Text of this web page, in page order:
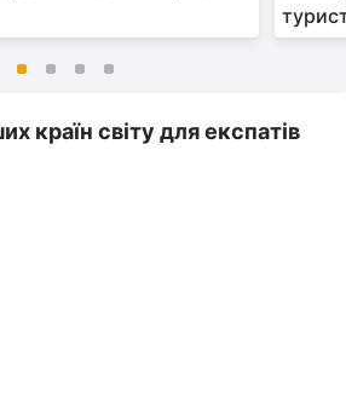
країн світу для експатів